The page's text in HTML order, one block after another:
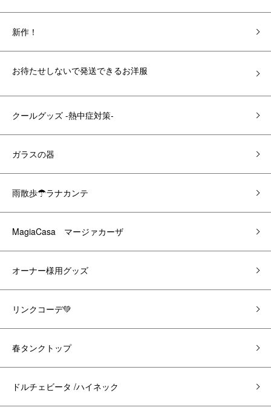
新作！
お待たせしないで発送できるお洋服
クールグッズ -熱中症対策-
ガラスの器
雨散歩☂ラナカンテ
MagiaCasa マージァカーザ
オーナー様用グッズ
リンクコーデ💚
春タンクトップ
ドルチェビータ /ハイネック